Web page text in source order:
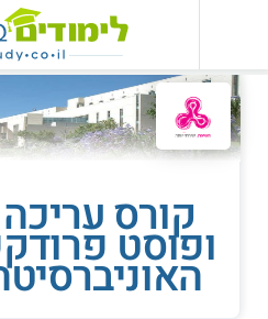
קורס
ופוסט